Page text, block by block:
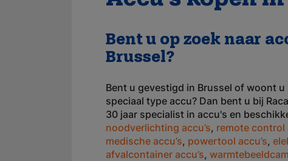
Bent u op zoek naar
Brussel?
Bent u gevestigd in Brussel of woont
speciaal type accu? Dan bent u bij
30 jaar specialist in accu's en
noodverlichting accu’s, remote control
medische accu’s, powertool accu’s,
afvalcontainer accu’s,